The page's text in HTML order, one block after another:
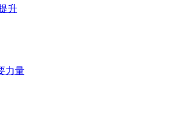
升
力量